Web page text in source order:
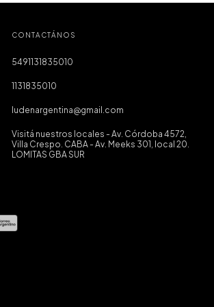
CONTACTÁNOS
5491131835010
1131835010
ludenargentina@gmail.com
Visitá nuestros locales - Av. Córdoba 4572,
Villa Crespo. CABA - Av. Meeks 301, local 20.
LOMITAS GBA SUR